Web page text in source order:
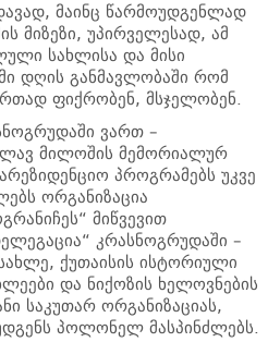
მაინც წარმოუდგენლად
მიზეზი, უპირველესად, ამ
სახლისა და მისი
დღის განმავლობაში რომ
ფიქრობენ, მსჯელობენ.
ვართ –
მილოშის მემორიალურ
პროგრამებს უკვე
ორგანიზაცია
მიწვევით
კრასნოგრუდაში –
ქუთაისის ისტორიული
და ნიქოზის ხელოვნების
საკუთარ ორგანიზაციას,
პოლონელ მასპინძლებს.